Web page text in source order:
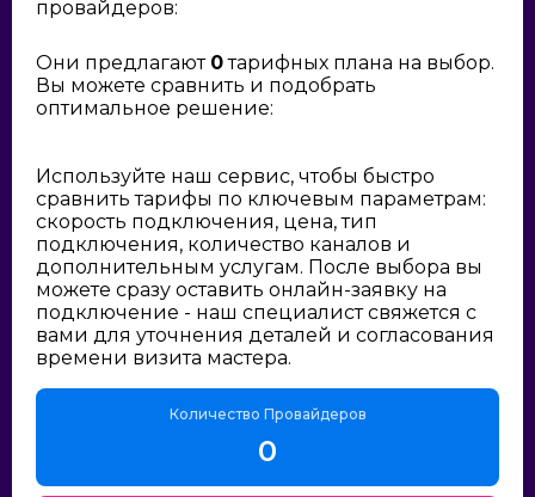
провайдеров:
Они предлагают 0тарифных плана на выбор.
Вы можете сравнить и подобрать
оптимальное решение:
Используйте наш сервис, чтобы быстро
сравнить тарифы по ключевым параметрам:
скорость подключения, цена, тип
подключения, количество каналов и
дополнительным услугам. После выбора вы
можете сразу оставить онлайн-заявку на
подключение - наш специалист свяжется с
вами для уточнения деталей и согласования
времени визита мастера.
Количество Провайдеров
0